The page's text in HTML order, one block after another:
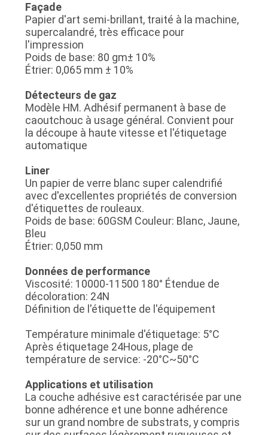
Façade
Papier d'art semi-brillant, traité à la machine,
supercalandré, très efficace pour
l'impression
Poids de base: 80 gm± 10%
Étrier: 0,065 mm ± 10%
Détecteurs de gaz
Modèle HM. Adhésif permanent à base de
caoutchouc à usage général. Convient pour
la découpe à haute vitesse et l'étiquetage
automatique
Liner
Un papier de verre blanc super calendrifié
avec d'excellentes propriétés de conversion
d'étiquettes de rouleaux.
Poids de base: 60GSM Couleur: Blanc, Jaune,
Bleu
Étrier: 0,050 mm
Données de performance
Viscosité: 10000-11500 180° Étendue de
décoloration: 24N
Définition de l'étiquette de l'équipement
Température minimale d'étiquetage: 5°C
Après étiquetage 24Hous, plage de
température de service: -20°C~50°C
Applications et utilisation
La couche adhésive est caractérisée par une
bonne adhérence et une bonne adhérence
sur un grand nombre de substrats, y compris